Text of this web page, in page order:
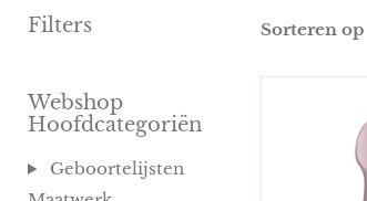
Filters
Webshop
Hoofdcategoriën
Geboortelijsten
Sorteren op